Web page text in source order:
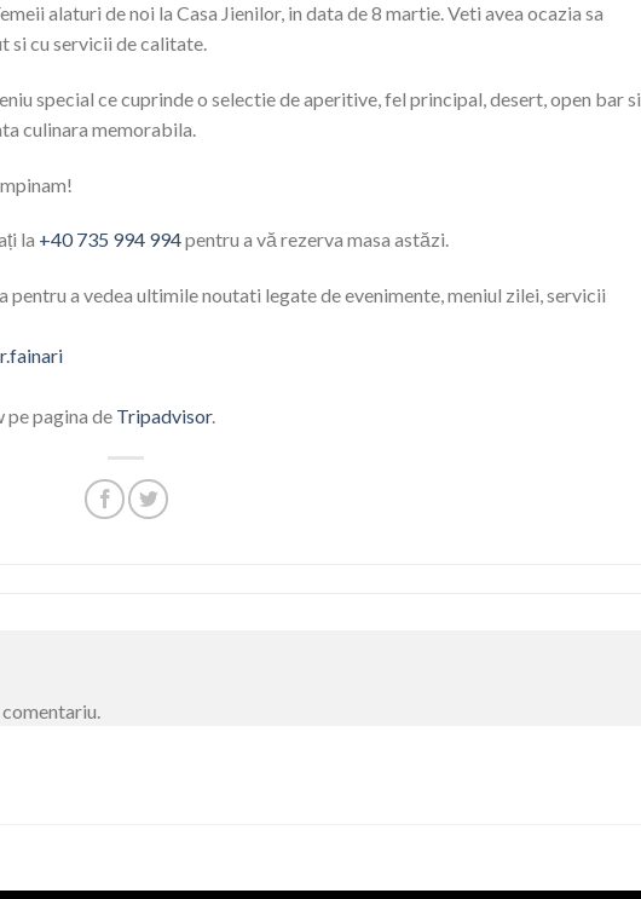
alaturi de noi la Casa Jienilor, in data de 8 martie. Veti avea ocazia sa
si cu servicii de calitate.
special ce cuprinde o selectie de aperitive, fel principal, desert, open bar si
culinara memorabila.
la +40 735 994 994pentru a vă rezerva masa astăzi.
a vedea ultimile noutati legate de evenimente, meniul zilei, servicii
pe pagina de Tripadvisor.